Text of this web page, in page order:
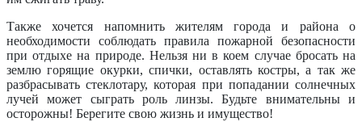
Также хочется напомнить жителям города и района о
необходимости соблюдать правила пожарной безопасности
при отдыхе на природе. Нельзя ни в коем случае бросать на
землю горящие окурки, спички, оставлять костры, а так же
разбрасывать стеклотару, которая при попадании солнечных
лучей может сыграть роль линзы. Будьте внимательны и
осторожны! Берегите свою жизнь и имущество!